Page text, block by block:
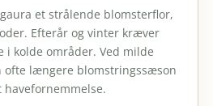
et strålende blomsterflor,
Efterår og vinter kræver
i kolde områder. Ved milde
længere blomstringssæson